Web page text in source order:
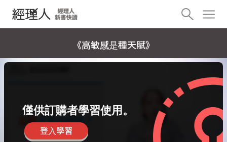
《高敏感是種天賦》
僅供訂購者學習使用。
登入學習